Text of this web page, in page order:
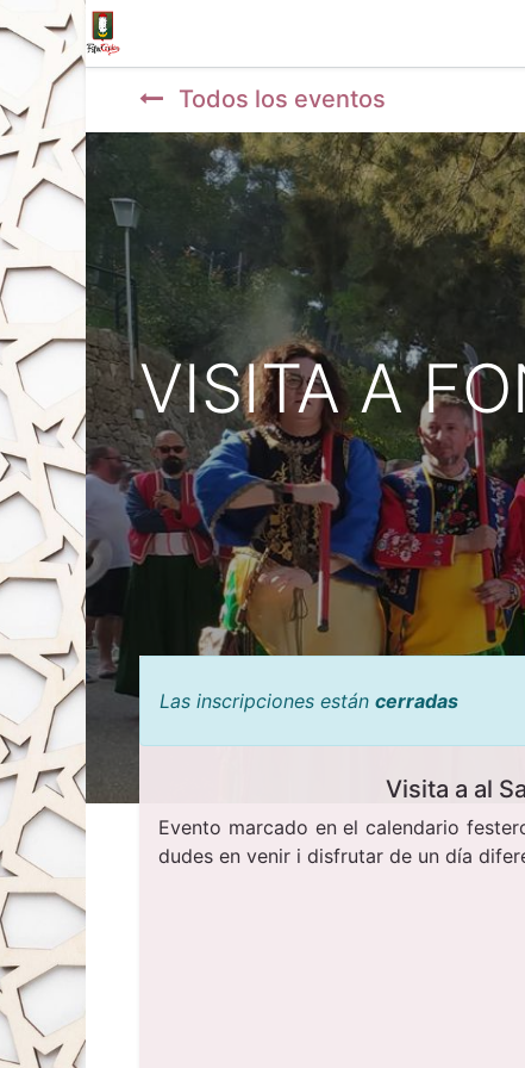
Todos los eventos
VISITA A
Las inscripciones están cerradas
Visita a al
Evento marcado en el calendario
dudes en venir i disfrutar de un día